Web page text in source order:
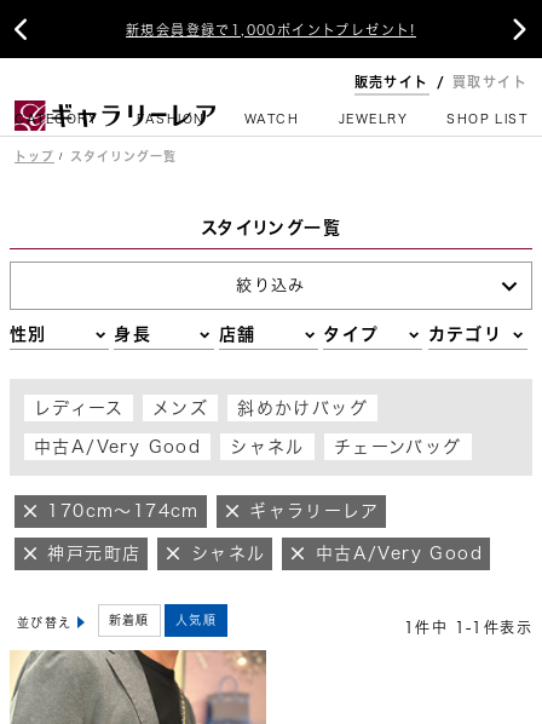
新規会員登録で1,000ポイントプレゼント!
 
販売サイト 買取サイト
CATEGORY FASHION WATCH JEWELRY SHOP LIST
トップ スタイリング一覧
スタイリング一覧
絞り込み
性別 身長 店舗 タイプ カテゴリ
レディース メンズ 斜めかけバッグ
中古A/Very Good シャネル チェーンバッグ
170cm～174cm ギャラリーレア
神戸元町店 シャネル 中古A/Very Good
並び替え 新着順 人気順 1件中 1 - 1 件表示